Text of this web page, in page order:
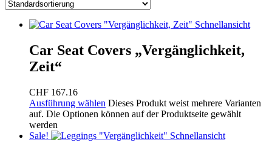
Schnellansicht
Car Seat Covers „Vergänglichkeit,
Zeit“
CHF 167.16
Ausführung wählen Dieses Produkt weist mehrere Varianten
auf. Die Optionen können auf der Produktseite gewählt
werden
Sale!
Schnellansicht